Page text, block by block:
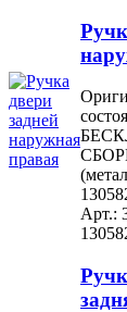
Арт.: